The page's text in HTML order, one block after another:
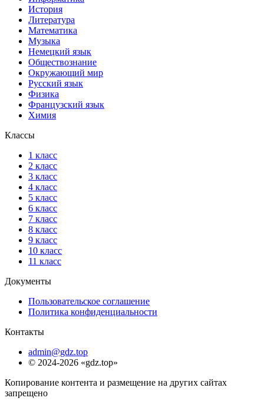
История
Литература
Математика
Музыка
Немецкий язык
Обществознание
Окружающий мир
Русский язык
Физика
Французский язык
Химия
Классы
1 класс
2 класс
3 класс
4 класс
5 класс
6 класс
7 класс
8 класс
9 класс
10 класс
11 класс
Документы
Пользовательское соглашение
Политика конфиденциальности
Контакты
admin@gdz.top
© 2024-2026 «gdz.top»
Копирование контента и размещение на других сайтах
запрещено